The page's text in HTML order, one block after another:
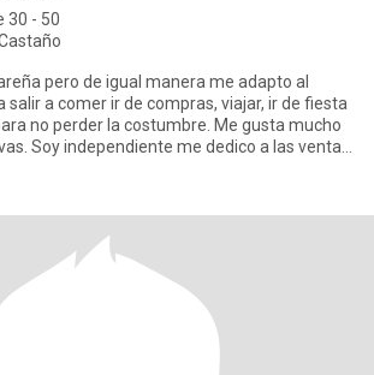
30 - 50
pero de igual manera me adapto al
a comer ir de compras, viajar, ir de fiesta
no perder la costumbre. Me gusta mucho
Soy independiente me dedico a las ventas